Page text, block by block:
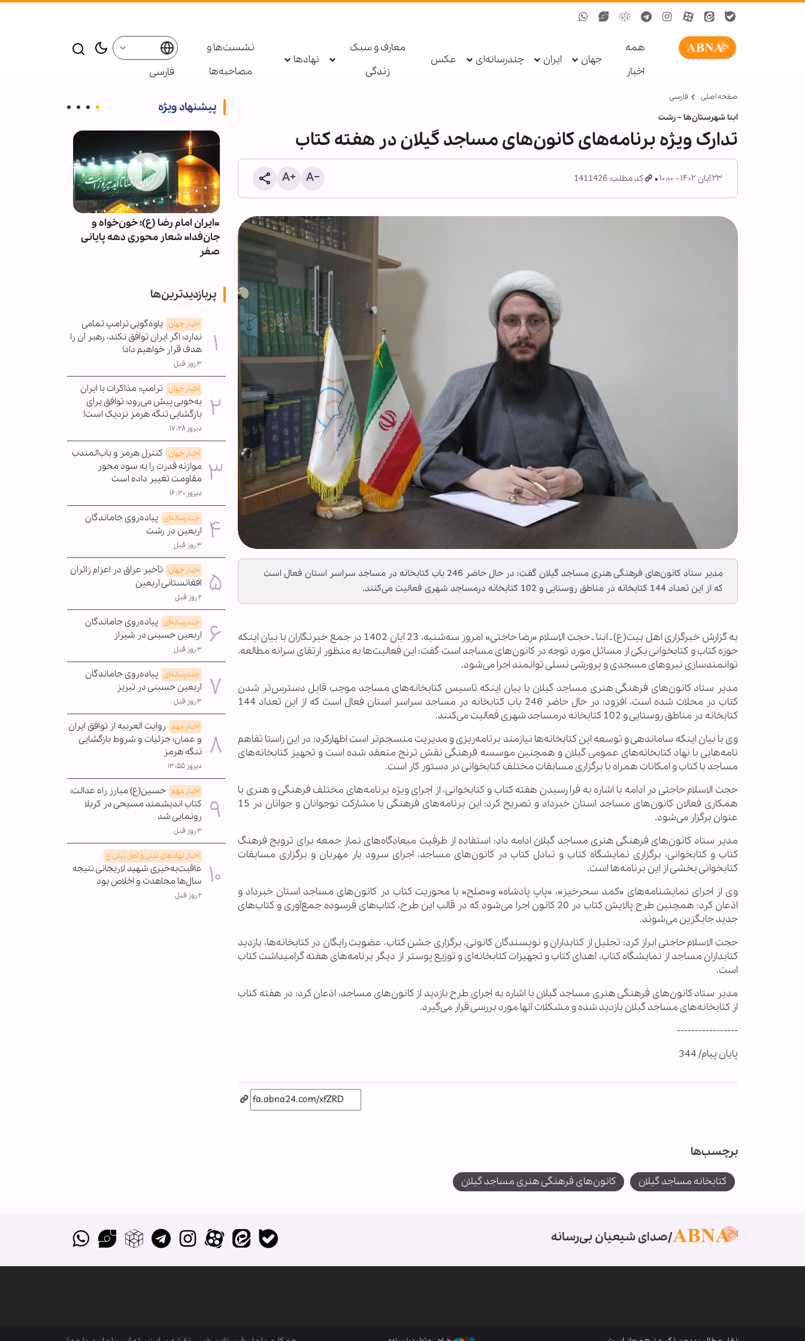
همه
اخبار
جهان ایران چندرسانه‌ای عکس
معارف و سبک
زندگی
نهادها
نشست‌ها و
مصاحبه‌ها
فارسی
صفحه اصلی فارسی
ابنا شهرستان‌ها – رشت
تدارک ویژه برنامه‌های کانون‌های مساجد گیلان در هفته کتاب
۲۳ آبان ۱۴۰۲ - ۱۰:۰۰ کد مطلب: 1411426
مدیر ستاد کانون‌های فرهنگی هنری مساجد گیلان گفت: در حال حاضر 246 باب کتابخانه در مساجد سراسر استان فعال است
که از این تعداد 144 کتابخانه در مناطق روستایی و 102 کتابخانه درمساجد شهری فعالیت می‌کنند.
به گزارش خبرگزاری اهل بیت(ع) ـ ابنا ـ حجت الاسلام «رضا حاجتی» امروز سه‌شنبه، 23 آبان 1402 در جمع خبرنگاران با بیان اینکه
حوزه کتاب و کتابخوانی یکی از مسائل مورد توجه در کانون‌های مساجد است گفت: این فعالیت‌ها به منظور ارتقای سرانه مطالعه،
توانمندسازی نیروهای مسجدی و پرورشی نسلی توانمند اجرا می‌شود.
مدیر ستاد کانون‌های فرهنگی هنری مساجد گیلان با بیان اینکه تاسیس كتابخانه‌های مساجد موجب قابل دسترس‌تر شدن
کتاب در محلات شده است، افزود: در حال حاضر 246 باب کتابخانه در مساجد سراسر استان فعال است که از این تعداد 144
کتابخانه در مناطق روستایی و 102 کتابخانه درمساجد شهری فعالیت می‌کنند.
وی با بیان اینکه ساماندهی و توسعه این کتابخانه‌ها نیازمند برنامه‌ریزی و مدیریت منسجم‌تر است اظهارکرد: در این راستا تفاهم
نامه‌هایی با نهاد کتابخانه‌های عمومی گیلان و همچنین موسسه فرهنگی نقش ترنج منعقد شده است و تجهیز کتابخانه‌های
مساجد با کتاب و امکانات همراه با برگزاری مسابقات مختلف کتابخوانی در دستور کار است.
حجت الاسلام حاجتی در ادامه با اشاره به فرا رسیدن هفته کتاب و کتابخوانی، از اجرای ویژه برنامه‌های مختلف فرهنگی و هنری با
همکاری فعالان کانون‌های مساجد استان خبرداد و تصریح کرد: این برنامه‌های فرهنگی با مشارکت نوجوانان و جوانان در 15
عنوان برگزار می‌شود.
مدیر ستاد کانون‌های فرهنگی هنری مساجد گیلان ادامه داد: استفاده از ظرفیت میعادگاه‌های نماز جمعه برای ترویج فرهنگ
کتاب و کتابخوانی، برگزاری نمایشگاه کتاب و تبادل کتاب در کانون‌های مساجد، اجرای سرود یار مهربان و برگزاری مسابقات
کتابخوانی بخشی از این برنامه‌ها است.
وی از اجرای نمایشنامه‌های «کمد سحرخیز»، «پاپ پادشاه» و«صلح» با محوریت کتاب در کانون‌های مساجد استان خبرداد و
اذعان کرد: همچنین طرح پالایش کتاب در 20 کانون اجرا می‌شود که در قالب این طرح، کتاب‌های فرسوده جمع‌آوری و کتاب‌های
جدید جایگزین می‌شوند.
حجت الاسلام حاجتی ابراز کرد: تجلیل از کتابداران و نویسندگان کانونی، برگزاری جشن کتاب، عضویت رایگان در کتابخانه‌ها، بازدید
کتابداران مساجد از نمایشگاه کتاب، اهدای کتاب و تجهیزات کتابخانه‌ای و توزیع پوستر از دیگر برنامه‌های هفته گرامیداشت کتاب
است.
مدیر ستاد کانون‌های فرهنگی هنری مساجد گیلان با اشاره به اجرای طرح بازدید از کانون‌های مساجد، اذعان کرد: در هفته کتاب
از کتابخانه‌های مساجد گیلان بازدید شده و مشکلات آنها مورد بررسی قرار می‌گیرد.
-----------------
پایان پیام/ 344
برچسب‌ها
کتابخانه مساجد گیلان کانون‌های فرهنگی هنری مساجد گیلان
پیشنهاد ویژه
سندرز: ترامپ فاسد، آمریکا را وارد
یک جنگ فاجعه بار کرده است
«ایران امام رضا (ع)؛ خون‌خواه و
جان‌فدا» شعار محوری دهه پایانی
صفر
پربازدیدترین‌ها
اخبار جهان یاوه‌گویی ترامپ تمامی
ندارد؛ اگر ایران توافق نکند، رهبر آن را
هدف قرار خواهیم داد!
۳ روز قبل
اخبار جهان ترامپ: مذاکرات با ایران
به‌خوبی پیش می‌رود؛ توافق برای
بازگشایی تنگه هرمز نزدیک است!
دیروز ۱۷:۲۸
اخبار جهان کنترل هرمز و باب‌المندب
موازنه قدرت را به سود محور
مقاومت تغییر داده است
دیروز ۱۶:۳۰
چندرسانه‌ای پیاده‌روی جاماندگان
اربعین در رشت
۳ روز قبل
اخبار جهان تأخیر عراق در اعزام زائران
افغانستانی اربعین
۲ روز قبل
چندرسانه‌ای پیاده‌روی جاماندگان
اربعین حسینی در شیراز
۳ روز قبل
چندرسانه‌ای پیاده‌روی جاماندگان
اربعین حسینی در تبریز
۳ روز قبل
اخبار مهم روایت العربیه از توافق ایران
و عمان؛ جزئیات و شروط بازگشایی
تنگه هرمز
دیروز ۱۳:۵۵
اخبار مهم حسین(ع) مبارز راه عدالت؛
کتاب اندیشمند مسیحی در کربلا
رونمایی شد
۳ روز قبل
اخبار نهادهای دینی و اهل بیتی ع
عاقبت‌به‌خیری شهید لاریجانی نتیجه
سال‌ها مجاهدت و اخلاص بود
۲ روز قبل
صدای شیعیان بی‌رسانه